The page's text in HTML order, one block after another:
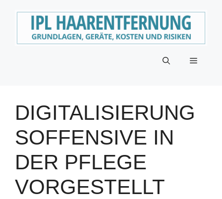
Menü
DIGITALISIERUNG
SOFFENSIVE IN
DER PFLEGE
VORGESTELLT